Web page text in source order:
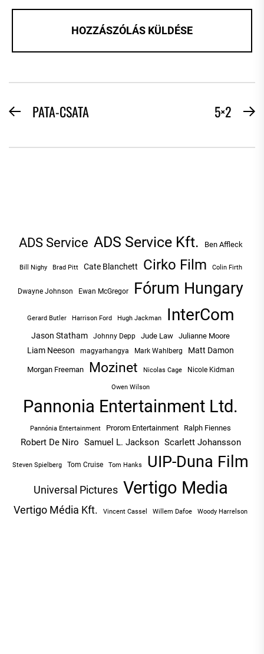
BEJEGYZÉS
PreviousPATA-CSATA 5×2
ADS Service ADS Service Kft. Ben Affleck
Bill Nighy Brad Pitt Cate Blanchett Cirko Film Colin Firth
Dwayne Johnson Ewan McGregor Fórum Hungary
Gerard Butler Harrison Ford Hugh Jackman InterCom
Jason Statham Johnny Depp Jude Law Julianne Moore
Liam Neeson magyarhangya Mark Wahlberg Matt Damon
Morgan Freeman Mozinet Nicolas Cage Nicole Kidman
Owen Wilson
Pannonia Entertainment Ltd.
Pannónia Entertainment Prorom Entertainment Ralph Fiennes
Robert De Niro Samuel L. Jackson Scarlett Johansson
Steven Spielberg Tom Cruise Tom Hanks UIP-Duna Film
Universal Pictures Vertigo Media
Vertigo Média Kft. Vincent Cassel Willem Dafoe Woody Harrelson